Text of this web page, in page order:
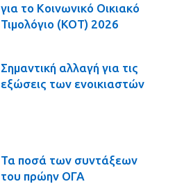
για το Κοινωνικό Οικιακό
Τιμολόγιο (ΚΟΤ) 2026
Σημαντική αλλαγή για τις
εξώσεις των ενοικιαστών
Τα ποσά των συντάξεων
του πρώην ΟΓΑ